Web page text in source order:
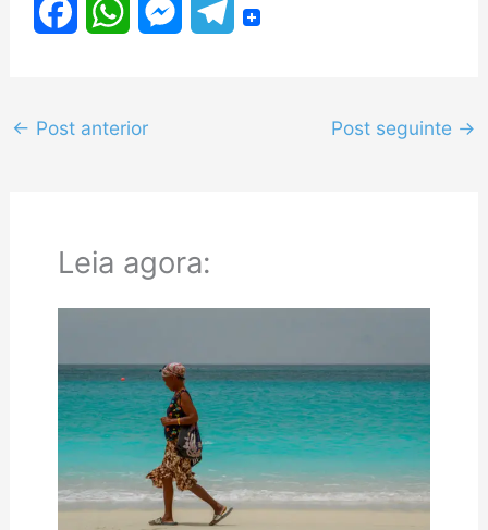
e
o
W
p
g
r
T
← Post anterior Post seguinte →
Leia agora: